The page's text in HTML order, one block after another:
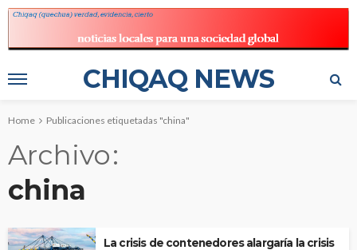
CHIQAQ NEWS
Home Publicaciones etiquetadas "china"
Archivo
china
La crisis de contenedores alargaría la crisis